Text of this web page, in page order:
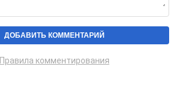
Правила комментирования